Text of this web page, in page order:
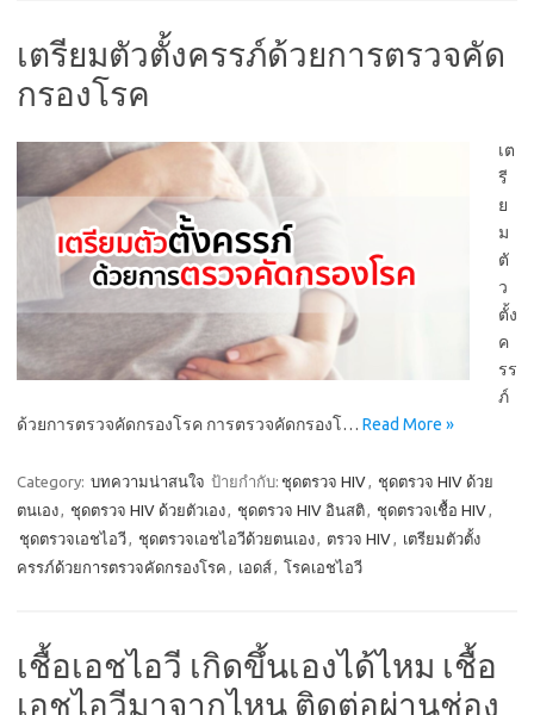
เตรียมตัวตั้งครรภ์ด้วยการตรวจคัด
กรองโรค
เต
รี
ย
ม
ตั
ว
ตั้ง
ค
รร
ภ์
ด้วยการตรวจคัดกรองโรค การตรวจคัดกรองโ… Read More »
Category: บทความน่าสนใจ ป้ายกำกับ: ชุดตรวจ HIV, ชุดตรวจ HIV ด้วย
ตนเอง, ชุดตรวจ HIV ด้วยตัวเอง, ชุดตรวจ HIV อินสติ, ชุดตรวจเชื้อ HIV,
ชุดตรวจเอชไอวี, ชุดตรวจเอชไอวีด้วยตนเอง, ตรวจ HIV, เตรียมตัวตั้ง
ครรภ์ด้วยการตรวจคัดกรองโรค , เอดส์, โรคเอชไอวี
เชื้อเอชไอวี เกิดขึ้นเองได้ไหม เชื้อ
เอชไอวีมาจากไหน ติดต่อผ่านช่อง